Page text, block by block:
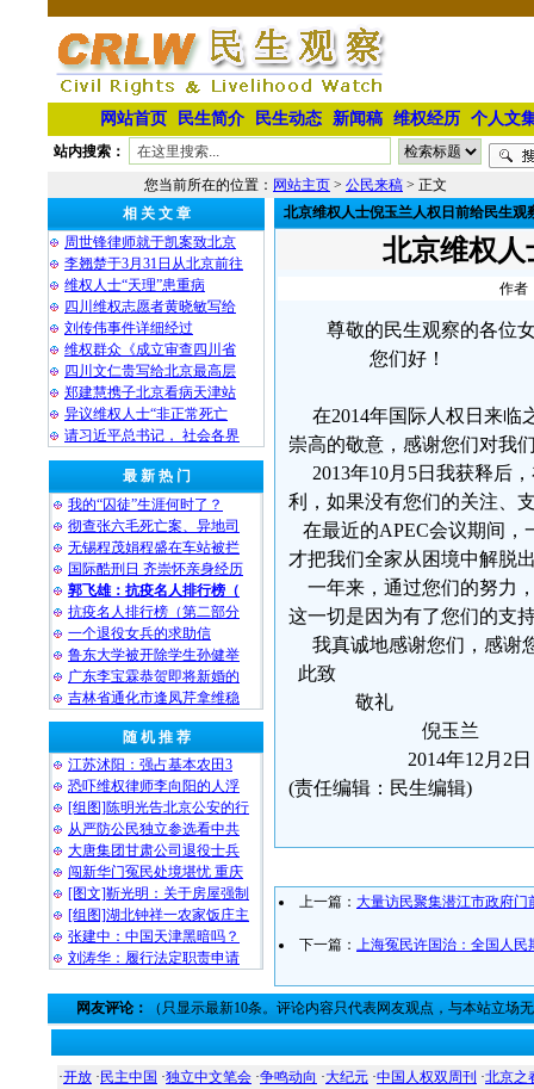
网站首页 民生简介 民生动态 新闻稿 维权经历 个人文
站内搜索：
您当前所在的位置： 网站主页 > 公民来稿 > 正文
相 关 文 章
周世锋律师就于凯案致北京
李翘楚于3月31日从北京前往
维权人士“天理”患重病
四川维权志愿者黄晓敏写给
刘传伟事件详细经过
维权群众《成立审查四川省
四川文仁贵写给北京最高层
郑建慧携子北京看病天津站
异议维权人士“非正常死亡
请习近平总书记， 社会各界
最 新 热 门
我的“囚徒”生涯何时了？
彻查张六毛死亡案、异地司
无锡程茂娟程盛在车站被拦
国际酷刑日 齐崇怀亲身经历
郭飞雄：抗疫名人排行榜（
抗疫名人排行榜（第二部分
一个退役女兵的求助信
鲁东大学被开除学生孙健举
广东李宝霖恭贺即将新婚的
吉林省通化市逢凤芹拿维稳
随 机 推 荐
江苏沭阳：强占基本农田3
恐吓维权律师李向阳的人浮
[组图]陈明光告北京公安的行
从严防公民独立参选看中共
大唐集团甘肃公司退役士兵
闯新华门冤民处境堪忧 重庆
[图文]靳光明：关于房屋强制
[组图]湖北钟祥一农家饭庄主
张建中：中国天津黑暗吗？
刘涛华：履行法定职责申请
北京维权人士倪玉兰人权日前给民生观
北京维权
作者
尊敬的民生观察的各位
您们好！
在2014年国际人权日来临
崇高的敬意，感谢您们对我
2013年10月5日我获释后
利，如果没有您们的关注、
在最近的APEC会议期间，
才把我们全家从困境中解脱
一年来，通过您们的努力
这一切是因为有了您们的支
我真诚地感谢您们，感谢
此致
敬礼
倪玉兰
2014年12月2日
(责任编辑：民生编辑)
上一篇： 大量访民聚集潜江市政府门
下一篇： 上海冤民许国治：全国人民
网友评论： （只显示最新10条。评论内容只代表网友观点，与本站立场
·开放 · 民主中国 ·独立中文笔会 ·争鸣动向 ·大纪元 ·中国人权双周刊 ·北京之